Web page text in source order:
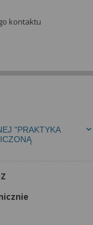
kontaktu
"PRAKTYKA